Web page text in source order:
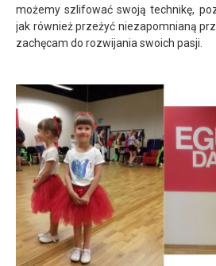
możemy szlifować swoją technikę,
jak również przeżyć niezapomnianą
zachęcam do rozwijania swoich pasji.